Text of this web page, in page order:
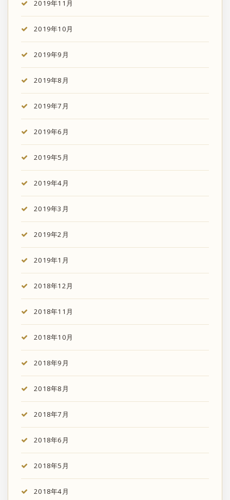
2019年11月
2019年10月
2019年9月
2019年8月
2019年7月
2019年6月
2019年5月
2019年4月
2019年3月
2019年2月
2019年1月
2018年12月
2018年11月
2018年10月
2018年9月
2018年8月
2018年7月
2018年6月
2018年5月
2018年4月